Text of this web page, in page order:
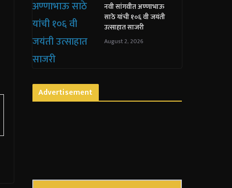
नवी सांगवीत अण्णाभाऊ
साठे यांची १०६ वी जयंती
उत्साहात साजरी
August 2, 2026
Advertisement